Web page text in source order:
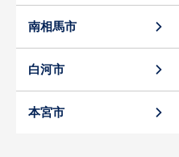
南相馬市
白河市
本宮市